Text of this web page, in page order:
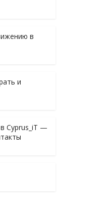
в
и
Cyprus_iT —